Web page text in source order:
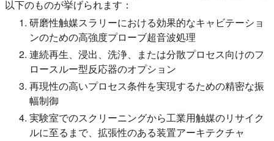
以下のものが挙げられます：
研磨性触媒スラリーにおける効果的なキャビテーショ
ンのための高強度プローブ超音波処理
連続再生、浸出、洗浄、または分散プロセス向けのフ
ロースルー型反応器のオプション
再現性の高いプロセス条件を実現するための精密な振
幅制御
実験室でのスクリーニングから工業用触媒のリサイク
ルに至るまで、拡張性のある装置アーキテクチャ